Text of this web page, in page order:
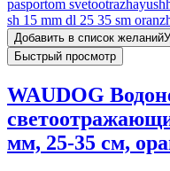
Добавить в список желаний
Быстрый просмотр
WAUDOG
мм, 25-35 см,